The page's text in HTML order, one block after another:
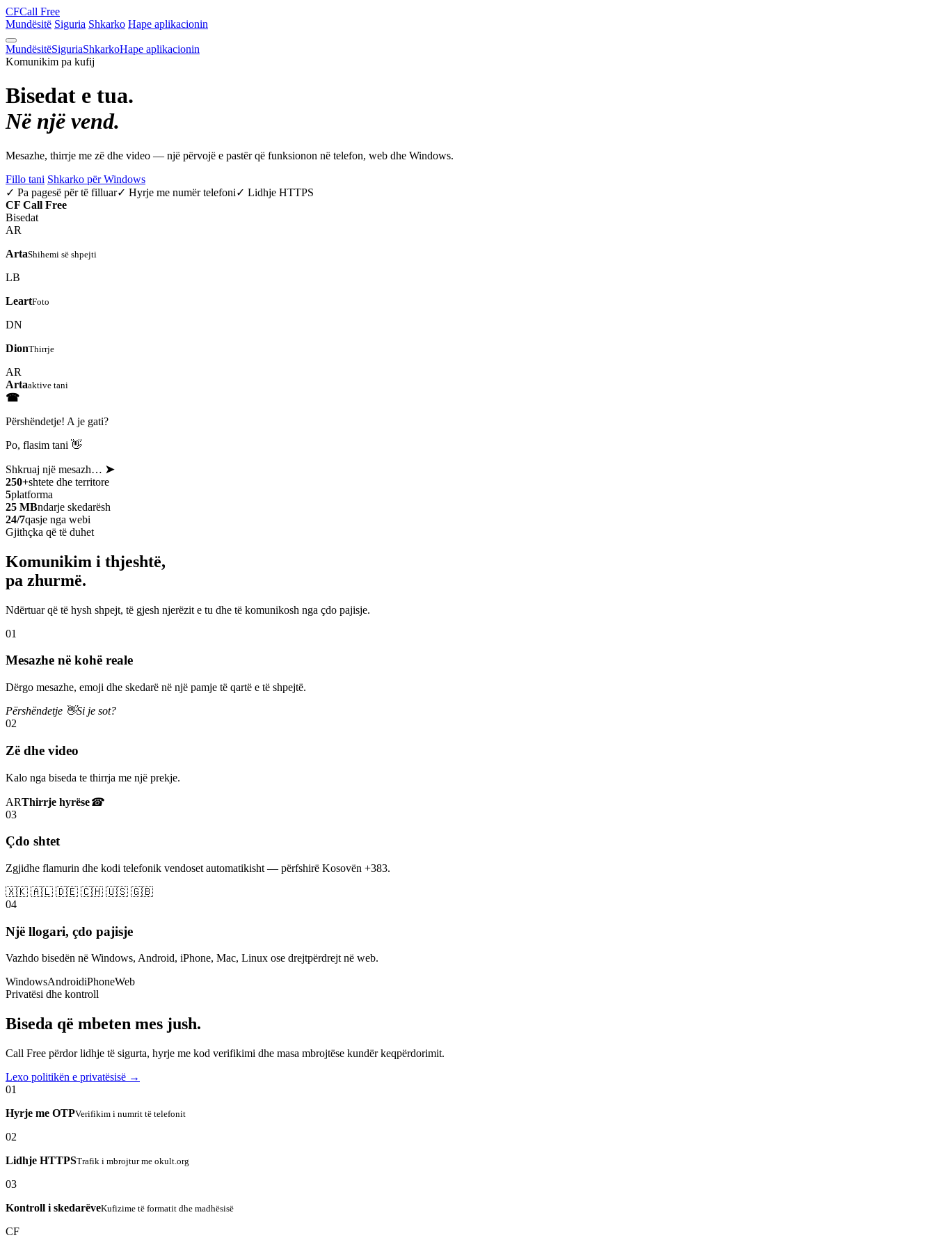
CFCall Free
Mundësitë Siguria Shkarko Hape aplikacionin
MundësitëSiguriaShkarkoHape aplikacionin
Komunikim pa kufij
Bisedat e tua.
Në një vend.
Mesazhe, thirrje me zë dhe video — një përvojë e pastër që funksionon në telefon, web dhe Windows.
Fillo tani Shkarko për Windows
✓ Pa pagesë për të filluar✓ Hyrje me numër telefoni✓ Lidhje HTTPS
CF Call Free
Bisedat
AR
ArtaShihemi së shpejti
LB
LeartFoto
DN
DionThirrje
AR
Artaaktive tani
☎
Përshëndetje! A je gati?
Po, flasim tani 👋
Shkruaj një mesazh… ➤
250+shtete dhe territore
5platforma
25 MBndarje skedarësh
24/7qasje nga webi
Gjithçka që të duhet
Komunikim i thjeshtë,
pa zhurmë.
Ndërtuar që të hysh shpejt, të gjesh njerëzit e tu dhe të komunikosh nga çdo pajisje.
01
Mesazhe në kohë reale
Dërgo mesazhe, emoji dhe skedarë në një pamje të qartë e të shpejtë.
Përshëndetje 👋Si je sot?
02
Zë dhe video
Kalo nga biseda te thirrja me një prekje.
ARThirrje hyrëse☎
03
Çdo shtet
Zgjidhe flamurin dhe kodi telefonik vendoset automatikisht — përfshirë Kosovën +383.
🇽🇰 🇦🇱 🇩🇪 🇨🇭 🇺🇸 🇬🇧
04
Një llogari, çdo pajisje
Vazhdo bisedën në Windows, Android, iPhone, Mac, Linux ose drejtpërdrejt në web.
WindowsAndroidiPhoneWeb
Privatësi dhe kontroll
Biseda që mbeten mes jush.
Call Free përdor lidhje të sigurta, hyrje me kod verifikimi dhe masa mbrojtëse kundër keqpërdorimit.
Lexo politikën e privatësisë →
01
Hyrje me OTPVerifikim i numrit të telefonit
02
Lidhje HTTPSTrafik i mbrojtur me okult.org
03
Kontroll i skedarëveKufizime të formatit dhe madhësisë
CF